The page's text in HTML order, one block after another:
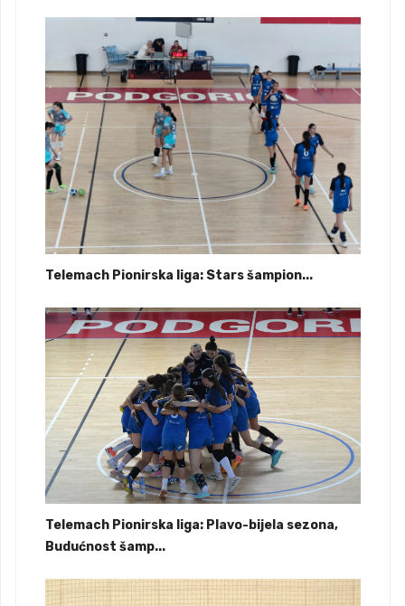
Telemach Pionirska liga: Stars šampion...
Telemach Pionirska liga: Plavo-bijela sezona,
Budućnost šamp...